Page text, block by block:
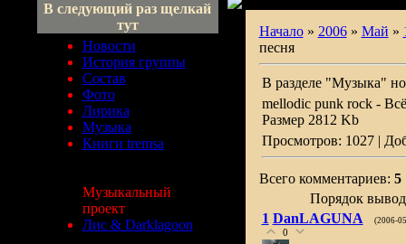
В следующий раз щелкай
тут
Новости
История группы
Состав
Фото
Лирика
Музыка
Книги tremsa
Музыкальный
проект
Лис & Darklagoon
Начало» 2006 » Май »
песня
В разделе "Музыка"
mellodic punk rock -
Размер 2812 Kb
Просмотров: 1027 |
Всего комментариев: 5
Порядок
1 DanLAGUNA (2006-
0